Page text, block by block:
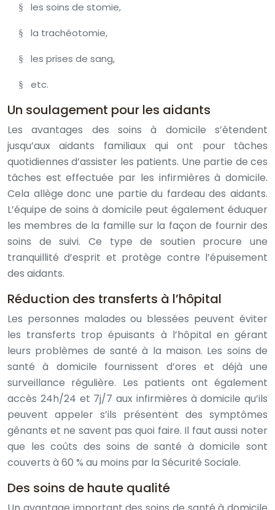
§ les soins de stomie,
§ la trachéotomie,
§ les prises de sang,
§ etc.
Un soulagement pour les aidants
Les avantages des soins à domicile s’étendent
jusqu’aux aidants familiaux qui ont pour tâches
quotidiennes d’assister les patients. Une partie de ces
tâches est effectuée par les infirmières à domicile.
Cela allège donc une partie du fardeau des aidants.
L’équipe de soins à domicile peut également éduquer
les membres de la famille sur la façon de fournir des
soins de suivi. Ce type de soutien procure une
tranquillité d’esprit et protège contre l’épuisement
des aidants.
Réduction des transferts à l’hôpital
Les personnes malades ou blessées peuvent éviter
les transferts trop épuisants à l’hôpital en gérant
leurs problèmes de santé à la maison. Les soins de
santé à domicile fournissent d’ores et déjà une
surveillance régulière. Les patients ont également
accès 24h/24 et 7j/7 aux infirmières à domicile qu’ils
peuvent appeler s’ils présentent des symptômes
gênants et ne savent pas quoi faire. Il faut aussi noter
que les coûts des soins de santé à domicile sont
couverts à 60 % au moins par la Sécurité Sociale.
Des soins de haute qualité